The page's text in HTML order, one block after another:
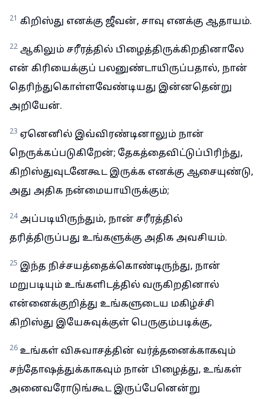
21 கிறிஸ்து எனக்கு ஜீவன், சாவு எனக்கு ஆதாயம்.
22 ஆகிலும் சரீரத்தில் பிழைத்திருக்கிறதினாலே
என் கிரியைக்குப் பலனுண்டாயிருப்பதால், நான்
தெரிந்துகொள்ளவேண்டியது இன்னதென்று
அறியேன்.
23 ஏனெனில் இவ்விரண்டினாலும் நான்
நெருக்கப்படுகிறேன்; தேகத்தைவிட்டுப்பிரிந்து,
கிறிஸ்துவுடனேகூட இருக்க எனக்கு ஆசையுண்டு,
அது அதிக நன்மையாயிருக்கும்;
24 அப்படியிருந்தும், நான் சரீரத்தில்
தரித்திருப்பது உங்களுக்கு அதிக அவசியம்.
25 இந்த நிச்சயத்தைக்கொண்டிருந்து, நான்
மறுபடியும் உங்களிடத்தில் வருகிறதினால்
என்னைக்குறித்து உங்களுடைய மகிழ்ச்சி
கிறிஸ்து இயேசுவுக்குள் பெருகும்படிக்கு,
26 உங்கள் விசுவாசத்தின் வர்த்தனைக்காகவும்
சந்தோஷத்துக்காகவும் நான் பிழைத்து, உங்கள்
அனைவரோடுங்கூட இருப்பேனென்று